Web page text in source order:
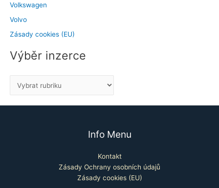
Volkswagen
Volvo
Zásady cookies (EU)
Výběr inzerce
Info Menu
Kontakt
Zásady Ochrany osobních údajů
Zásady cookies (EU)